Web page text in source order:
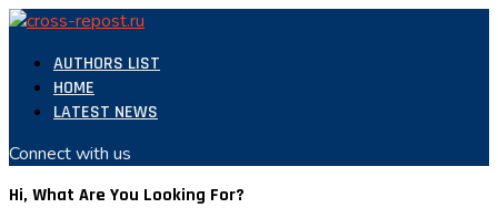
AUTHORS LIST
HOME
LATEST NEWS
Connect with us
Hi, What Are You Looking For?